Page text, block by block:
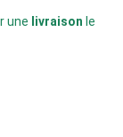
une livraison le